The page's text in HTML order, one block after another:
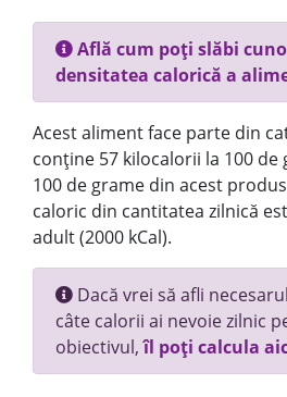
Află cum poți slăbi
densitatea calorică a
Acest aliment face parte din
conține 57 kilocalorii la 100 de
100 de grame din acest
caloric din cantitatea zilnică
adult (2000 kCal).
Dacă vrei să afli
câte calorii ai nevoie zilnic
obiectivul,îl poți calcula